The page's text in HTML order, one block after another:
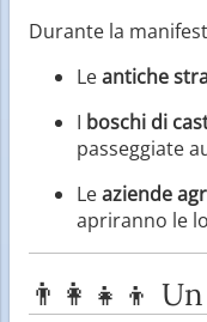
Durante la
Leantiche
I boschi di
passeggiate
Leaziende
apriranno le
👨‍👩‍👧‍👦